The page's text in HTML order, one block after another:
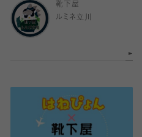
靴下屋
ルミネ立川